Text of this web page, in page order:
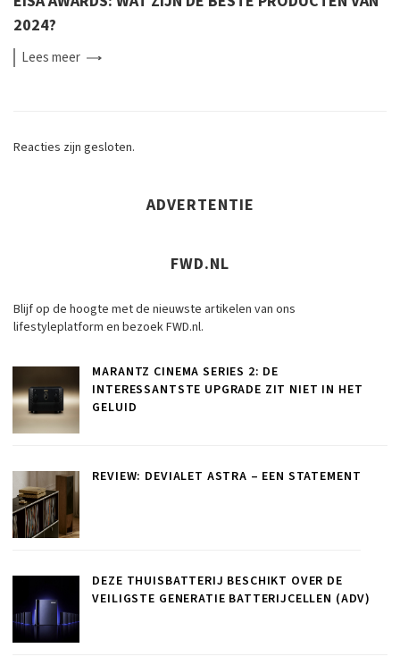
2024?
Leesmeer
Reacties zijn gesloten.
ADVERTENTIE
FWD.NL
Blijf op de hoogte met de nieuwste artikelen van ons
lifestyleplatform en bezoek FWD.nl.
MARANTZ CINEMA SERIES 2: DE
INTERESSANTSTE UPGRADE ZIT NIET IN HET
GELUID
REVIEW: DEVIALET ASTRA – EEN STATEMENT
DEZE THUISBATTERIJ BESCHIKT OVER DE
VEILIGSTE GENERATIE BATTERIJCELLEN (ADV)